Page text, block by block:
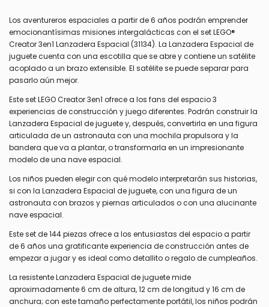
Los aventureros espaciales a partir de 6 años podrán emprender
emocionantísimas misiones intergalácticas con el set LEGO®
Creator 3en1 Lanzadera Espacial (31134). La Lanzadera Espacial de
juguete cuenta con una escotilla que se abre y contiene un satélite
acoplado a un brazo extensible. El satélite se puede separar para
pasarlo aún mejor.
Este set LEGO Creator 3en1 ofrece a los fans del espacio 3
experiencias de construcción y juego diferentes. Podrán construir la
Lanzadera Espacial de juguete y, después, convertirla en una figura
articulada de un astronauta con una mochila propulsora y la
bandera que va a plantar, o transformarla en un impresionante
modelo de una nave espacial.
Los niños pueden elegir con qué modelo interpretarán sus historias,
si con la Lanzadera Espacial de juguete, con una figura de un
astronauta con brazos y piernas articulados o con una alucinante
nave espacial.
Este set de 144 piezas ofrece a los entusiastas del espacio a partir
de 6 años una gratificante experiencia de construcción antes de
empezar a jugar y es ideal como detallito o regalo de cumpleaños.
La resistente Lanzadera Espacial de juguete mide
aproximadamente 6 cm de altura, 12 cm de longitud y 16 cm de
anchura; con este tamaño perfectamente portátil, los niños podrán